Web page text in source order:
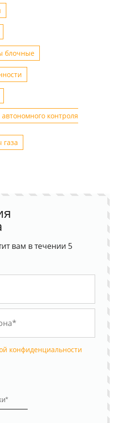
блочные
контроля
вам в течении 5
конфиденциальности